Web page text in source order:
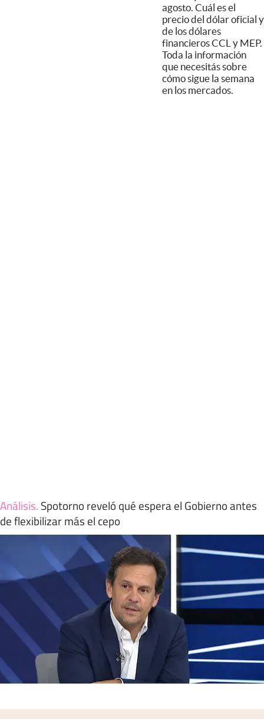
agosto. Cuál es el
precio del dólar oficial y
de los dólares
financieros CCL y MEP.
Toda la información
que necesitás sobre
cómo sigue la semana
en los mercados.
Análisis. Spotorno reveló qué espera el Gobierno antes
de flexibilizar más el cepo